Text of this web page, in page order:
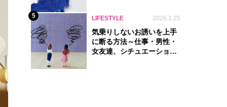
5 LIFESTYLE 2026.1.25
気乗りしないお誘いを上手
に断る方法～仕事・男性・
女友達、シチュエーション